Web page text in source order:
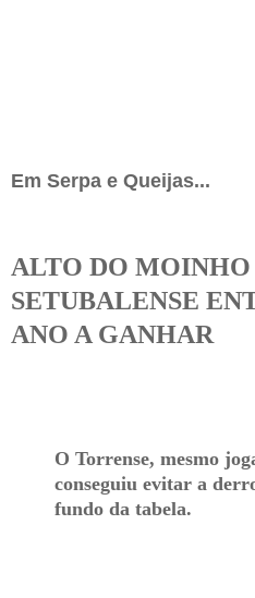
Em Serpa e Queijas...
ALTO DO MOINHO
SETUBALENSE
ANO A GANHAR
O Torrense, mesmo
conseguiu evitar a
fundo da tabela.